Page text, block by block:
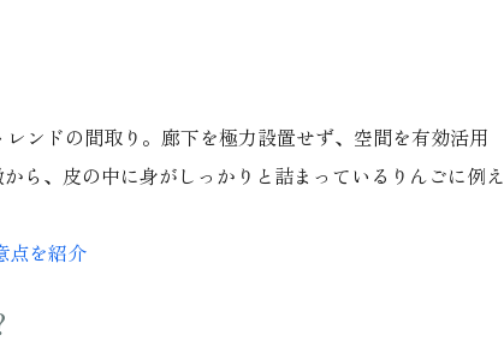
ンドの間取り。廊下を極力設置せず、空間を有効活用
ら、皮の中に身がしっかりと詰まっているりんごに例え
点を紹介